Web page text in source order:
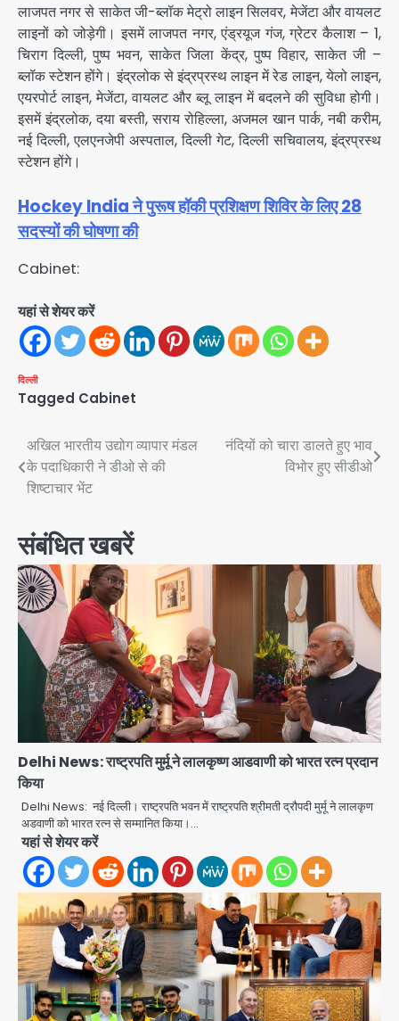
लाजपत नगर से साकेत जी-ब्लॉक मेट्रो लाइन सिलवर, मेजेंटा और वायलट
लाइनों को जोड़ेगी। इसमें लाजपत नगर, एंड्रयूज गंज, ग्रेटर कैलाश – 1,
चिराग दिल्ली, पुष्प भवन, साकेत जिला केंद्र, पुष्प विहार, साकेत जी –
ब्लॉक स्टेशन होंगे। इंद्रलोक से इंद्रप्रस्थ लाइन में रेड लाइन, येलो लाइन,
एयरपोर्ट लाइन, मेजेंटा, वायलट और ब्लू लाइन में बदलने की सुविधा होगी।
इसमें इंद्रलोक, दया बस्ती, सराय रोहिल्ला, अजमल खान पार्क, नबी करीम,
नई दिल्ली, एलएनजेपी अस्पताल, दिल्ली गेट, दिल्ली सचिवालय, इंद्रप्रस्थ
स्टेशन होंगे।
Hockey India ने पुरूष हॉकी प्रशिक्षण शिविर के लिए 28
सदस्यों की घोषणा की
Cabinet:
यहां से शेयर करें
दिल्ली
Tagged Cabinet
Post
navigation
अखिल भारतीय उद्योग व्यापार मंडल
के पदाधिकारी ने डीओ से की
शिष्टाचार भेंट
नंदियों को चारा डालते हुए भाव
विभोर हुए सीडीओ
संबंधित खबरें
Delhi News: राष्ट्रपति मुर्मू ने लालकृष्ण आडवाणी को भारत रत्न प्रदान
किया
Delhi News: नई दिल्ली। राष्ट्रपति भवन में राष्ट्रपति श्रीमती द्रौपदी मुर्मू ने लालकृण
अडवाणी को भारत रत्न से सम्मानित किया।…
यहां से शेयर करें